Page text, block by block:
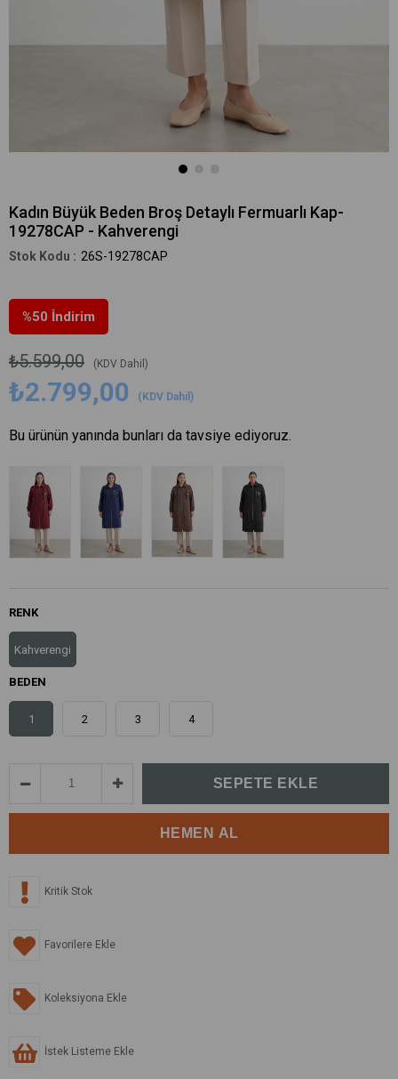
Kadın Büyük Beden Broş Detaylı Fermuarlı Kap-
19278CAP - Kahverengi
26S-19278CAP
%50 İndirim
₺5.599,00 (KDV Dahil)
₺2.799,00 (KDV Dahil)
Bu ürünün yanında bunları da tavsiye ediyoruz.
RENK
Kahverengi
BEDEN
1 2 3 4
Kritik Stok
Favorilere Ekle
Koleksiyona Ekle
İstek Listeme Ekle